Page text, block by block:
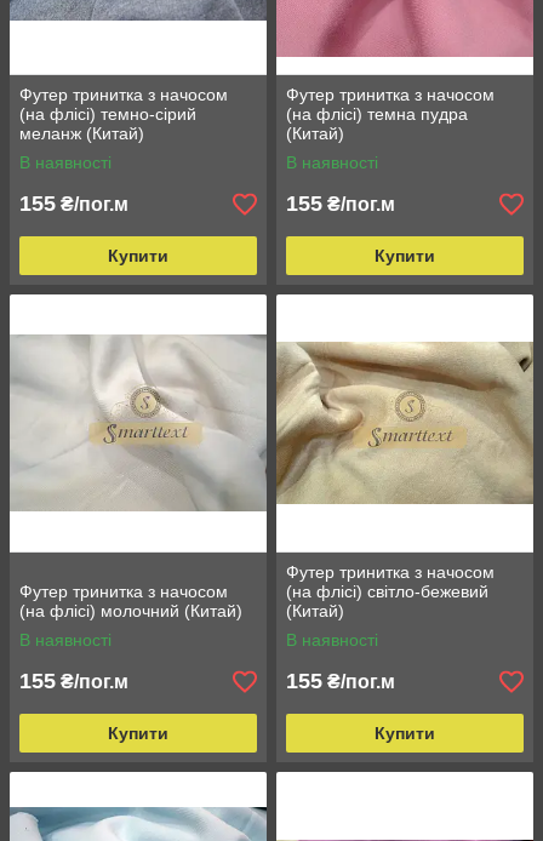
Футер тринитка з начосом
(на флісі) темно-сірий
меланж (Китай)
В наявності
155 ₴/пог.м
Купити
Футер тринитка з начосом
(на флісі) темна пудра
(Китай)
В наявності
155 ₴/пог.м
Купити
Футер тринитка з начосом
(на флісі) молочний (Китай)
В наявності
155 ₴/пог.м
Купити
Футер тринитка з начосом
(на флісі) світло-бежевий
(Китай)
В наявності
155 ₴/пог.м
Купити